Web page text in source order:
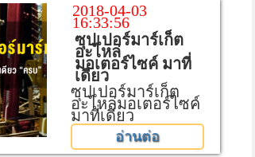
2018-04-03
16:33:56
ซุปเปอร์มาร์เก็ต
อะไหล่
มอเตอร์ไซค์ มาที่
เดียว
ซุปเปอร์มาร์เก็ต
อะไหล่มอเตอร์ไซค์
มาที่เดียว
อ่านต่อ